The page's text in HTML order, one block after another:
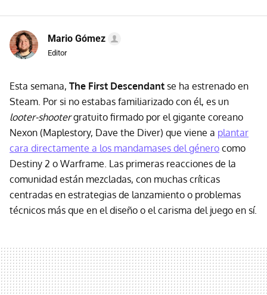
Mario Gómez
Editor
Esta semana, The First Descendant se ha estrenado en
Steam. Por si no estabas familiarizado con él, es un
looter-shootergratuito firmado por el gigante coreano
Nexon (Maplestory, Dave the Diver) que viene a plantar
cara directamente a los mandamases del género como
Destiny 2 o Warframe. Las primeras reacciones de la
comunidad están mezcladas, con muchas críticas
centradas en estrategias de lanzamiento o problemas
técnicos más que en el diseño o el carisma del juego en sí.